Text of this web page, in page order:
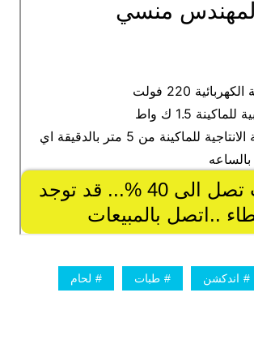
اندكشن طبات لحام